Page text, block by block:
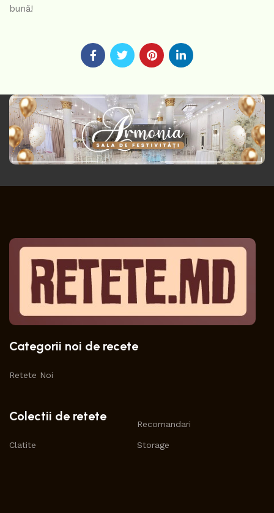
bună!
Categorii noi de recete
Retete Noi
Colectii de retete
Clatite
Recomandari
Storage